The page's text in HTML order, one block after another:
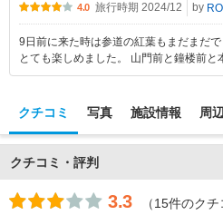
4.0 旅行時期 2024/12 by
9日前に来た時は参道の紅葉もまだまだ
とても楽しめました。 山門前と鐘楼前と
クチコミ 写真 施設情報 周
クチコミ・評判
3.3
（15件のクチ